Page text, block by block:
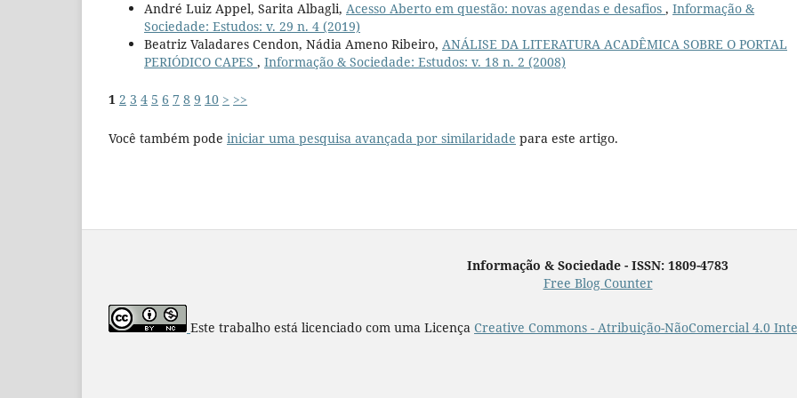
André Luiz Appel, Sarita Albagli, Acesso Aberto em questão: novas agendas e desafios , Informação &
Sociedade: Estudos: v. 29 n. 4 (2019)
Beatriz Valadares Cendon, Nádia Ameno Ribeiro, ANÁLISE DA LITERATURA ACADÊMICA SOBRE O PORTAL
PERIÓDICO CAPES , Informação & Sociedade: Estudos: v. 18 n. 2 (2008)
1 2 3 4 5 6 7 8 9 10 > >>
Você também pode iniciar uma pesquisa avançada por similaridade para este artigo.
Informação & Sociedade - ISSN: 1809-4783
Free Blog Counter
Este trabalho está licenciado com uma Licença Creative Commons - Atribuição-NãoComercial 4.0